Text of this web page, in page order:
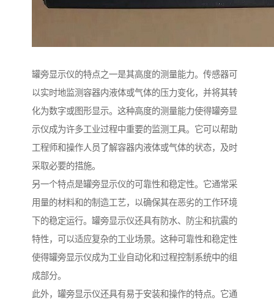
罐旁显示仪的特点之一是其高度的测量能力。传感器可
以实时地监测容器内液体或气体的压力变化，并将其转
化为数字或图形显示。这种高度的测量能力使得罐旁显
示仪成为许多工业过程中重要的监测工具。它可以帮助
工程师和操作人员了解容器内液体或气体的状态，及时
采取必要的措施。
另一个特点是罐旁显示仪的可靠性和稳定性。它通常采
用量的材料和的制造工艺，以确保其在恶劣的工作环境
下的稳定运行。罐旁显示仪还具有防水、防尘和抗震的
特性，可以适应复杂的工业场景。这种可靠性和稳定性
使得罐旁显示仪成为工业自动化和过程控制系统中的组
成部分。
此外，罐旁显示仪还具有易于安装和操作的特点。它通